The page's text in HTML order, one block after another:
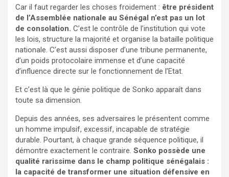
Car il faut regarder les choses froidement : être président
de l’Assemblée nationale au Sénégal n’est pas un lot
de consolation. C’est le contrôle de l’institution qui vote
les lois, structure la majorité et organise la bataille politique
nationale. C’est aussi disposer d’une tribune permanente,
d’un poids protocolaire immense et d’une capacité
d’influence directe sur le fonctionnement de l’Etat.
Et c’est là que le génie politique de Sonko apparaît dans
toute sa dimension.
Depuis des années, ses adversaires le présentent comme
un homme impulsif, excessif, incapable de stratégie
durable. Pourtant, à chaque grande séquence politique, il
démontre exactement le contraire. Sonko possède une
qualité rarissime dans le champ politique sénégalais :
la capacité de transformer une situation défensive en